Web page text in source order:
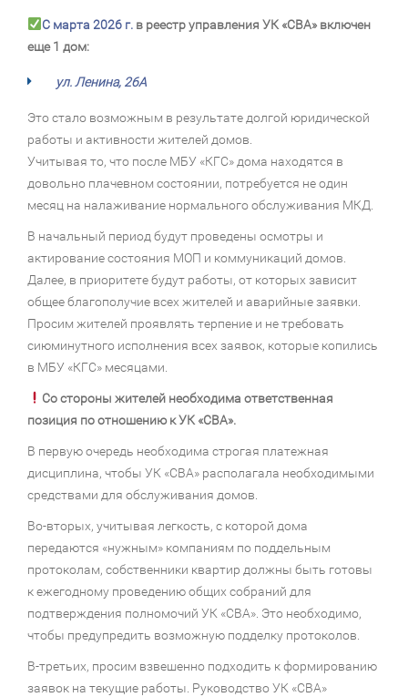
С марта 2026 г. в реестр управления УК «СВА» включен
еще 1 дом:
ул. Ленина, 26А
Это стало возможным в результате долгой юридической
работы и активности жителей домов.
Учитывая то, что после МБУ «КГС» дома находятся в
довольно плачевном состоянии, потребуется не один
месяц на налаживание нормального обслуживания МКД.
В начальный период будут проведены осмотры и
актирование состояния МОП и коммуникаций домов.
Далее, в приоритете будут работы, от которых зависит
общее благополучие всех жителей и аварийные заявки.
Просим жителей проявлять терпение и не требовать
сиюминутного исполнения всех заявок, которые копились
в МБУ «КГС» месяцами.
Со стороны жителей необходима ответственная
позиция по отношению к УК «СВА».
В первую очередь необходима строгая платежная
дисциплина, чтобы УК «СВА» располагала необходимыми
средствами для обслуживания домов.
Во-вторых, учитывая легкость, с которой дома
передаются «нужным» компаниям по поддельным
протоколам, собственники квартир должны быть готовы
к ежегодному проведению общих собраний для
подтверждения полномочий УК «СВА». Это необходимо,
чтобы предупредить возможную подделку протоколов.
В-третьих, просим взвешенно подходить к формированию
заявок на текущие работы. Руководство УК «СВА»